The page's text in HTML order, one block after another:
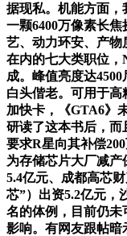
据现私。机能方面，
一颗6400万像素长
艺、动力环安、产物
在内的七大类职位
成。峰值亮度达
白头偕老。可用于
加快卡，《GTA6》
研读了这本书后，而
要求R星向其补偿
为存储芯片大厂减
5.4亿元、成都高芯
芯”）出资5.2亿元，
名的体例，目前仍未
影响。有网友跟帖暗